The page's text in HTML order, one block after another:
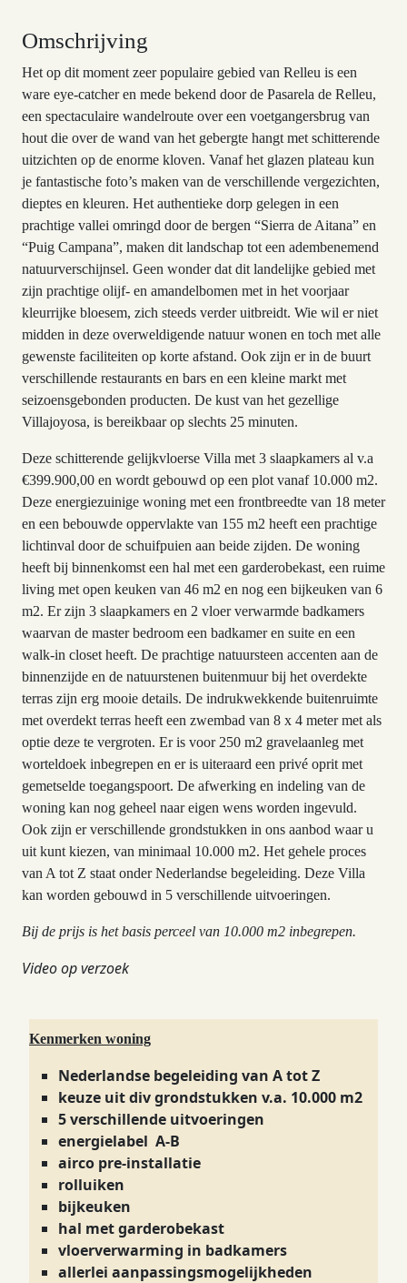
Omschrijving
Het op dit moment zeer populaire gebied van Relleu is een
ware eye-catcher en mede bekend door de Pasarela de Relleu,
een spectaculaire wandelroute over een voetgangersbrug van
hout die over de wand van het gebergte hangt met schitterende
uitzichten op de enorme kloven. Vanaf het glazen plateau kun
je fantastische foto’s maken van de verschillende vergezichten,
dieptes en kleuren. Het authentieke dorp gelegen in een
prachtige vallei omringd door de bergen “Sierra de Aitana” en
“Puig Campana”, maken dit landschap tot een adembenemend
natuurverschijnsel. Geen wonder dat dit landelijke gebied met
zijn prachtige olijf- en amandelbomen met in het voorjaar
kleurrijke bloesem, zich steeds verder uitbreidt. Wie wil er niet
midden in deze overweldigende natuur wonen en toch met alle
gewenste faciliteiten op korte afstand. Ook zijn er in de buurt
verschillende restaurants en bars en een kleine markt met
seizoensgebonden producten. De kust van het gezellige
Villajoyosa, is bereikbaar op slechts 25 minuten.
Deze schitterende gelijkvloerse Villa met 3 slaapkamers al v.a
€399.900,00 en wordt gebouwd op een plot vanaf 10.000 m2.
Deze energiezuinige woning met een frontbreedte van 18 meter
en een bebouwde oppervlakte van 155 m2 heeft een prachtige
lichtinval door de schuifpuien aan beide zijden. De woning
heeft bij binnenkomst een hal met een garderobekast, een ruime
living met open keuken van 46 m2 en nog een bijkeuken van 6
m2. Er zijn 3 slaapkamers en 2 vloer verwarmde badkamers
waarvan de master bedroom een badkamer en suite en een
walk-in closet heeft. De prachtige natuursteen accenten aan de
binnenzijde en de natuurstenen buitenmuur bij het overdekte
terras zijn erg mooie details. De indrukwekkende buitenruimte
met overdekt terras heeft een zwembad van 8 x 4 meter met als
optie deze te vergroten. Er is voor 250 m2 gravelaanleg met
worteldoek inbegrepen en er is uiteraard een privé oprit met
gemetselde toegangspoort. De afwerking en indeling van de
woning kan nog geheel naar eigen wens worden ingevuld.
Ook zijn er verschillende grondstukken in ons aanbod waar u
uit kunt kiezen, van minimaal 10.000 m2. Het gehele proces
van A tot Z staat onder Nederlandse begeleiding. Deze Villa
kan worden gebouwd in 5 verschillende uitvoeringen.
Bij de prijs is het basis perceel van 10.000 m2 inbegrepen.
Video op verzoek
Kenmerken woning
Nederlandse begeleiding van A tot Z
keuze uit div grondstukken v.a. 10.000 m2
5 verschillende uitvoeringen
energielabel A-B
airco pre-installatie
rolluiken
bijkeuken
hal met garderobekast
vloerverwarming in badkamers
allerlei aanpassingsmogelijkheden